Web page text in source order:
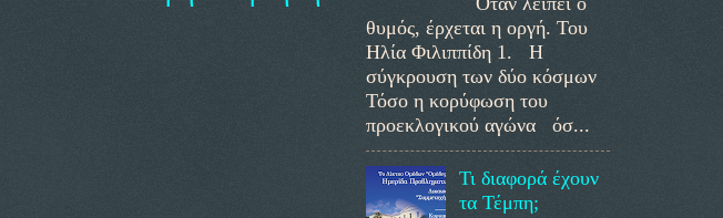
θυμός, έρχεται η οργή. Του
Ηλία Φιλιππίδη 1. Η
σύγκρουση των δύο κόσμων
Τόσο η κορύφωση του
προεκλογικού αγώνα όσ...
Τι διαφορά έχουν
τα Τέμπη;